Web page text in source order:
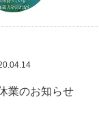
業のお知らせ